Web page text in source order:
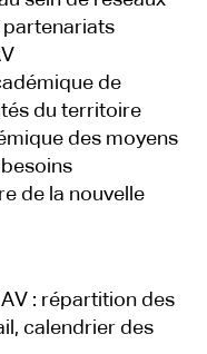
partenariats
de
du territoire
des moyens
de la nouvelle
: répartition des
calendrier des